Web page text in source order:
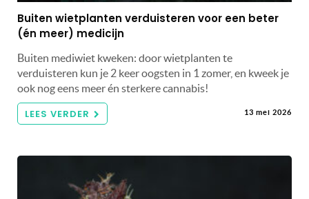
Buiten wietplanten verduisteren voor een beter
(én meer) medicijn
Buiten mediwiet kweken: door wietplanten te
verduisteren kun je 2 keer oogsten in 1 zomer, en kweek je
ook nog eens meer én sterkere cannabis!
LEES VERDER 13 mei 2026